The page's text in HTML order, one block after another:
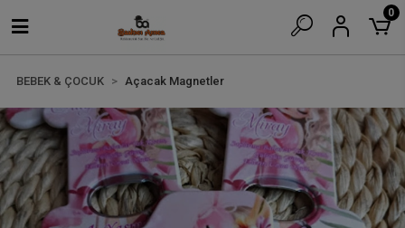
0
BEBEK & ÇOCUK Açacak Magnetler